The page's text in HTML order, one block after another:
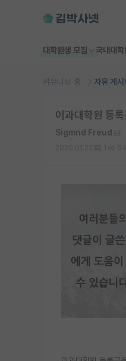
대학원생 모집 국내대학
커뮤니티 홈 자유 게
이과대학원 등록
Sigmnd Freud